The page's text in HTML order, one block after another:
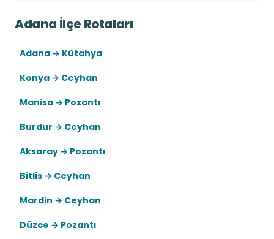
Adana İlçe Rotaları
Adana → Kütahya
Konya → Ceyhan
Manisa → Pozantı
Burdur → Ceyhan
Aksaray → Pozantı
Bitlis → Ceyhan
Mardin → Ceyhan
Düzce → Pozantı